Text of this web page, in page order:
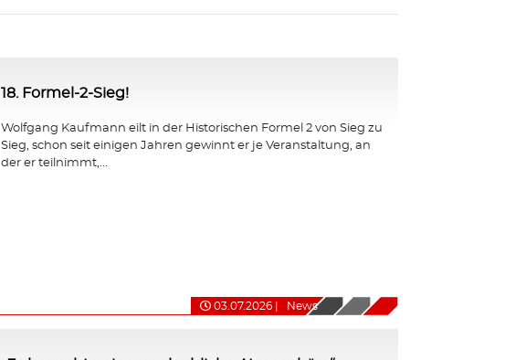
18. Formel-2-Sieg!
Wolfgang Kaufmann eilt in der Historischen Formel 2 von Sieg zu
Sieg, schon seit einigen Jahren gewinnt er je Veranstaltung, an
der er teilnimmt,...
03.07.2026 News